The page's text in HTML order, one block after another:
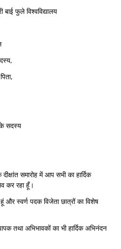
बाई फुले विश्वविद्यालय
सदस्य
समारोह में आप सभी का हार्दिक
कर रहा हूँ।
स्वर्ण पदक विजेता छात्रों का विशेष
तथा अभिभावकों का भी हार्दिक अभिनंदन